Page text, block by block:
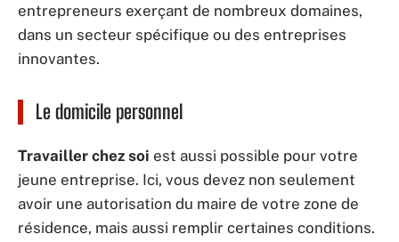
entrepreneurs exerçant de nombreux domaines,
dans un secteur spécifique ou des entreprises
innovantes.
Le domicile personnel
Travailler chez soi est aussi possible pour votre
jeune entreprise. Ici, vous devez non seulement
avoir une autorisation du maire de votre zone de
résidence, mais aussi remplir certaines conditions.